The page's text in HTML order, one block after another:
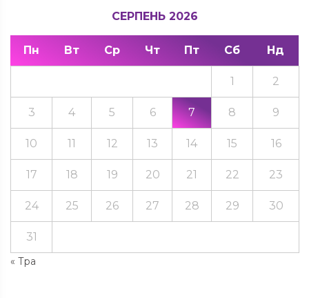
СЕРПЕНЬ 2026
Пн Вт Ср Чт Пт Сб Нд
« Тра
1 2
3 4 5 6 7 8 9
10 11 12 13 14 15 16
17 18 19 20 21 22 23
24 25 26 27 28 29 30
31